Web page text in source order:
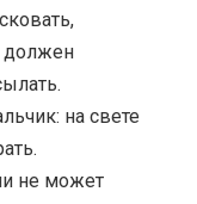
должен
на свете
не может